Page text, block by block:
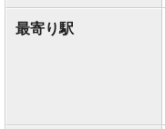
最寄り駅